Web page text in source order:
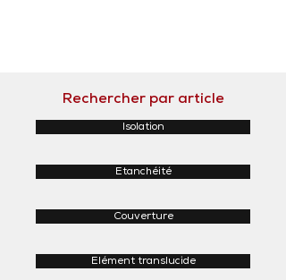
Rechercher par article
Isolation
Etanchéité
Couverture
Elément translucide